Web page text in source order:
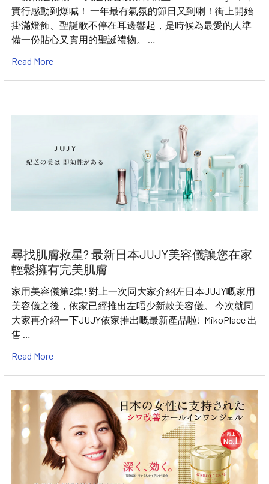
實行感動到爆喊！ 一年最有氣氛的節日又到喇！街上開始
掛滿燈飾、聖誕歌不停在耳邊響起，是時候為最愛的人準
備一份貼心又實用的聖誕禮物。 …
Read More
尋找肌膚救星? 最新日本JUJY美容儀讓您在家
輕鬆擁有完美肌膚
家用美容儀第2集! 對上一次同大家介紹左日本JUJY嘅家用
美容儀之後，依家已經推出左唔少新款美容儀。 今次就同
大家再介紹一下JUJY依家推出嘅最新產品啦! MikoPlace 出
售 …
Read More